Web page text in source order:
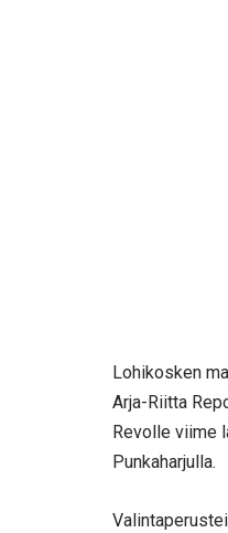
Lohikosken
Arja-Riitta
Revolle viime
Punkaharjulla.